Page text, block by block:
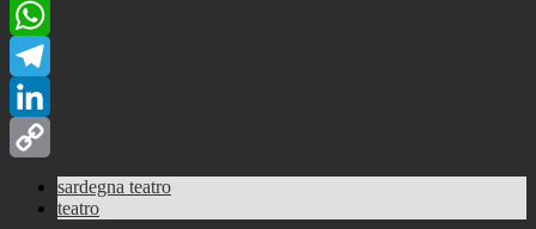
Facebook
WhatsApp
Telegram
LinkedIn
Link
sardegna teatro
teatro